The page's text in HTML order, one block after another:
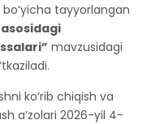
tayyorlangan
mavzusidagi
ko‘rib chiqish va
a’zolari 2026-yil 4-